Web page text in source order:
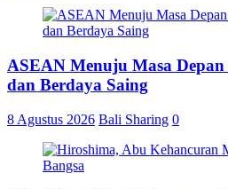
ASEAN Menuju Masa
dan Berdaya Saing
8 Agustus 2026 Bali Sharing 0